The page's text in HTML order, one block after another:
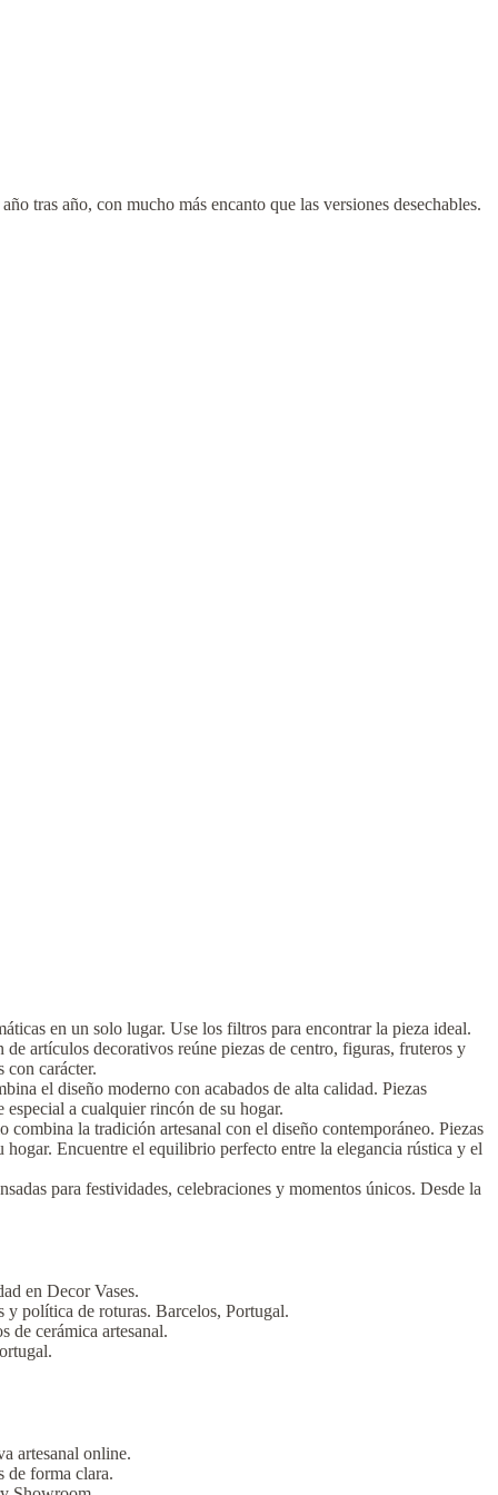
tras año, con mucho más encanto que las versiones desechables.
en un solo lugar. Use los filtros para encontrar la pieza ideal.
artículos decorativos reúne piezas de centro, figuras, fruteros y
con carácter.
el diseño moderno con acabados de alta calidad. Piezas
a cualquier rincón de su hogar.
combina la tradición artesanal con el diseño contemporáneo. Piezas
Encuentre el equilibrio perfecto entre la elegancia rústica y el
para festividades, celebraciones y momentos únicos. Desde la
en Decor Vases.
y política de roturas. Barcelos, Portugal.
de cerámica artesanal.
artesanal online.
de forma clara.